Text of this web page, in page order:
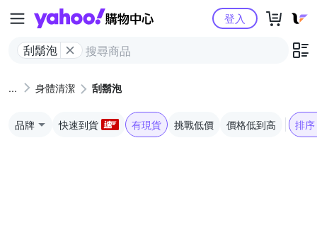
Yahoo購物中心
刮鬍泡
登入
身體清潔 刮鬍泡
品牌 快速到貨 有現貨 挑戰低價 價格低到高 排序